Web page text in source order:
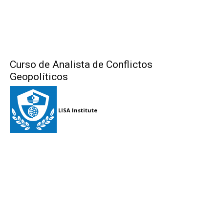
Curso de Analista de Conflictos
Geopolíticos
LISA Institute